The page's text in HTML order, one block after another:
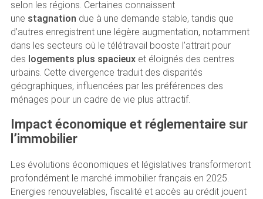
selon les régions. Certaines connaissent
une stagnation due à une demande stable, tandis que
d’autres enregistrent une légère augmentation, notamment
dans les secteurs où le télétravail booste l’attrait pour
des logements plus spacieuxet éloignés des centres
urbains. Cette divergence traduit des disparités
géographiques, influencées par les préférences des
ménages pour un cadre de vie plus attractif.
Impact économique et réglementaire sur
l’immobilier
Les évolutions économiques et législatives transformeront
profondément le marché immobilier français en 2025.
Energies renouvelables, fiscalité et accès au crédit jouent